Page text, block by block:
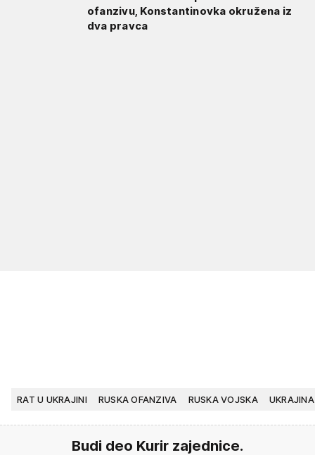
ofanzivu, Konstantinovka okružena iz
dva pravca
RAT U UKRAJINI RUSKA OFANZIVA RUSKA VOJSKA UKRAJINA
Budi deo Kurir zajednice.